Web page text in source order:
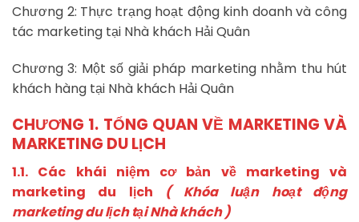
Chương 2: Thực trạng hoạt động kinh doanh và công
tác marketing tại Nhà khách Hải Quân
Chương 3: Một số giải pháp marketing nhằm thu hút
khách hàng tại Nhà khách Hải Quân
CHƯƠNG 1. TỔNG QUAN VỀ MARKETING VÀ
MARKETING DU LỊCH
1.1. Các khái niệm cơ bản về marketing và
marketing du lịch ( Khóa luận hoạt động
marketing du lịch tại Nhà khách )